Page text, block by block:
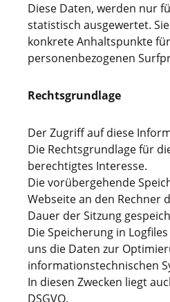
Diese Daten, werden nur
statistisch ausgewertet.
konkrete Anhaltspunkte
personenbezogenen
Rechtsgrundlage
Der Zugriff auf diese
Die Rechtsgrundlage für
berechtigtes Interesse.
Die vorübergehende
Webseite an den Rechner
Dauer der Sitzung
Die Speicherung in
uns die Daten zur
informationstechnischen
In diesen Zwecken liegt
DSGVO.